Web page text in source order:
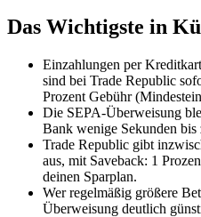
Das Wichtigste in
Einzahlungen per
sind bei Trade Republic
Prozent Gebühr
Die SEPA-Überweisung
Bank wenige Sekunden bis
Trade Republic gibt
aus, mit Saveback: 1
deinen Sparplan.
Wer regelmäßig größere
Überweisung deutlich